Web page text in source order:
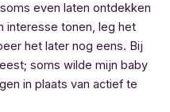
even laten ontdekken
interesse tonen, leg het
het later nog eens. Bij
soms wilde mijn baby
in plaats van actief te